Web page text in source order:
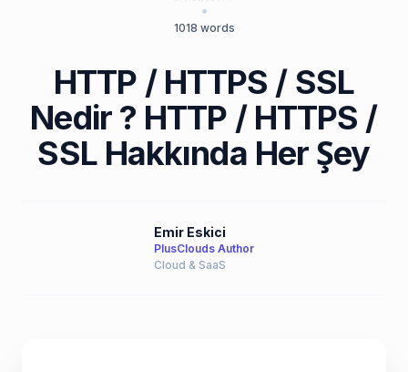
•
1018 words
HTTP / HTTPS / SSL
Nedir ? HTTP / HTTPS /
SSL Hakkında Her Şey
Emir Eskici
PlusClouds Author
Cloud & SaaS